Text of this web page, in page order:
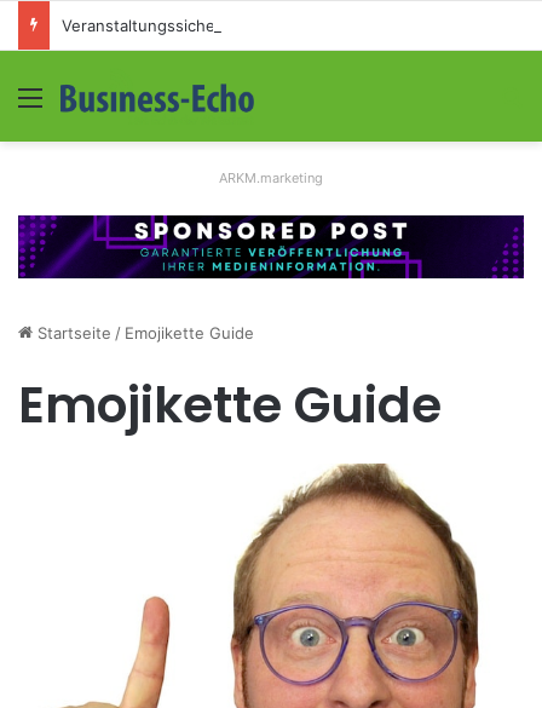
Menü
ARKM.marketing
Startseite / Emojikette Guide
Emojikette Guide